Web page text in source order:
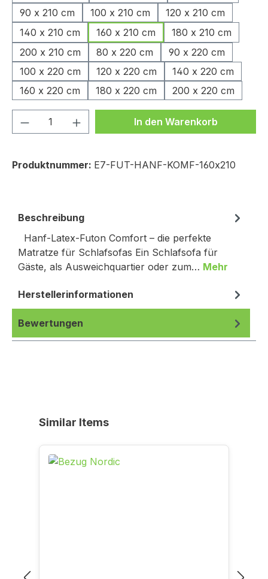
90 x 210 cm
100 x 210 cm
120 x 210 cm
140 x 210 cm
160 x 210 cm
180 x 210 cm
200 x 210 cm
80 x 220 cm
90 x 220 cm
100 x 220 cm
120 x 220 cm
140 x 220 cm
160 x 220 cm
180 x 220 cm 200 x 220 cm
Produkt Anzahl: Gib denIn den Warenkorb
Produktnummer: E7-FUT-HANF-KOMF-160x210
Beschreibung
Hanf-Latex-Futon Comfort – die perfekte
Matratze für Schlafsofas Ein Schlafsofa für
Gäste, als Ausweichquartier oder zum… Mehr
Herstellerinformationen
Bewertungen
Produktgalerie überspringen
Similar Items